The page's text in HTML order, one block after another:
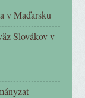
v Maďarsku
Slovákov v